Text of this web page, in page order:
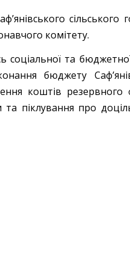
сільського
комітету.
соціальної та
бюджету
коштів резервного
піклування про